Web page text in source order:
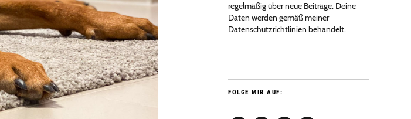
regelmäßig über neue Beiträge. Deine
Daten werden gemäß meiner
Datenschutzrichtlinien behandelt.
FOLGE MIR AUF: